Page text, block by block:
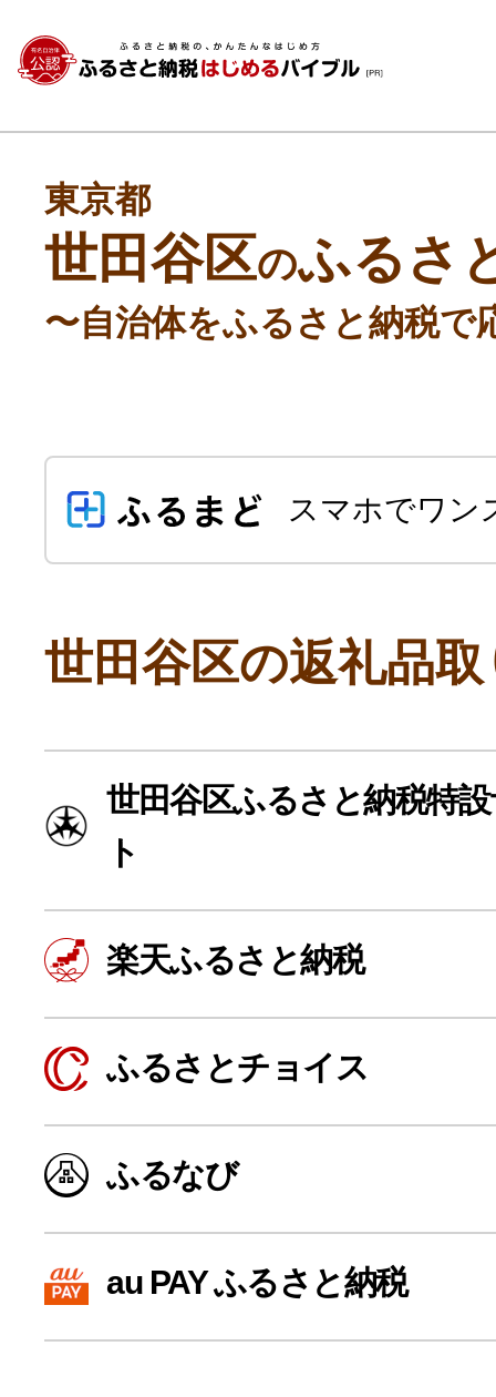
よく見られている返礼品
ふるさと納税徹底比較
寄付上限額シミュレーション
副業・パラレルワーカー
個人事業主・フリーラン
東京都
世田谷区のふるさ
〜自治体をふるさと納税で
スマホでワン
世田谷区の返礼品
世田谷区ふるさと納税特
ト
楽天ふるさと納税
ふるさとチョイス
ふるなび
au PAY ふるさと納税